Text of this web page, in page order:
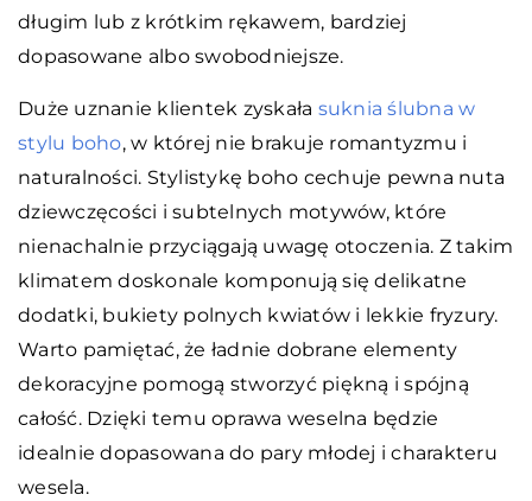
długim lub z krótkim rękawem, bardziej
dopasowane albo swobodniejsze.
Duże uznanie klientek zyskała suknia ślubna w
stylu boho, w której nie brakuje romantyzmu i
naturalności. Stylistykę boho cechuje pewna nuta
dziewczęcości i subtelnych motywów, które
nienachalnie przyciągają uwagę otoczenia. Z takim
klimatem doskonale komponują się delikatne
dodatki, bukiety polnych kwiatów i lekkie fryzury.
Warto pamiętać, że ładnie dobrane elementy
dekoracyjne pomogą stworzyć piękną i spójną
całość. Dzięki temu oprawa weselna będzie
idealnie dopasowana do pary młodej i charakteru
wesela.